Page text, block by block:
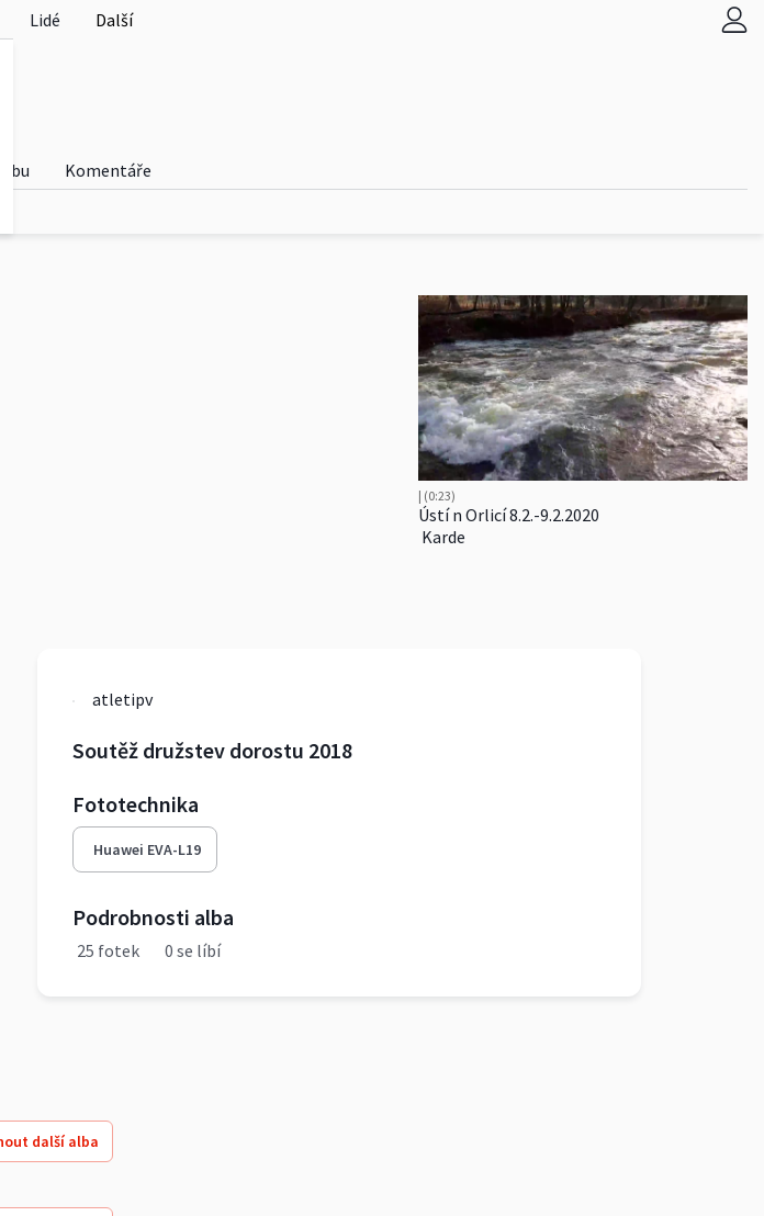
Lidé Další
albu
Komentáře
| (0:23)
Ústí n Orlicí 8.2.-9.2.2020
Karde
atletipv
Soutěž družstev dorostu 2018
Fototechnika
Huawei EVA-L19
Podrobnosti alba
25 fotek 0 se líbí
další alba